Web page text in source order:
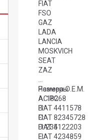
FIAT
FSO
GAZ
LADA
LANCIA
MOSKVICH
SEAT
ZAZ
Размеры
A: 182
B:
C:
D: 235
E:
Номера О.Е.М.
AC PC68
FIAT 4411578
FIAT 82345728
FIAT 4122203
FIAT 4234859